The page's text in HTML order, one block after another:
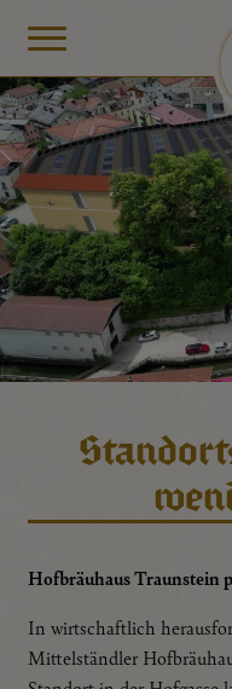
Hofbräuhaus Traunstein
In wirtschaftlich
Mittelständler